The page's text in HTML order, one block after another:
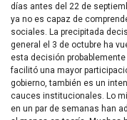
días antes del 22 de
ya no es capaz de
sociales. La precipitada
general el 3 de octubre ha
esta decisión
facilitó una mayor
gobierno, también es un
cauces institucionales. Lo
en un par de semanas han